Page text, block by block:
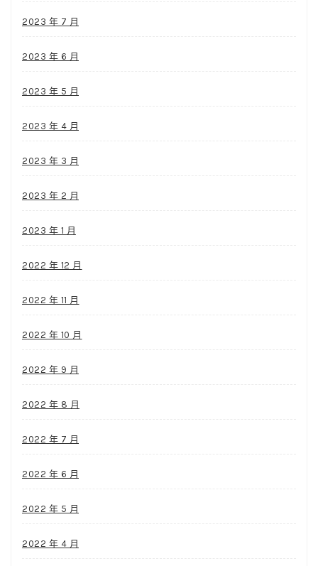
2023 年 7 月
2023 年 6 月
2023 年 5 月
2023 年 4 月
2023 年 3 月
2023 年 2 月
2023 年 1 月
2022 年 12 月
2022 年 11 月
2022 年 10 月
2022 年 9 月
2022 年 8 月
2022 年 7 月
2022 年 6 月
2022 年 5 月
2022 年 4 月